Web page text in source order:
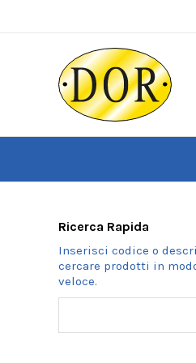
contenuto
Ricerca Rapida